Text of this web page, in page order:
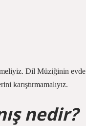
Dil Müziğinin evde
karıştırmamalıyız.
nedir?